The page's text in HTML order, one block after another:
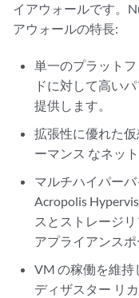
イアウォールです。
アウォールの特長:
単一のプラット
ドに対して高い
提供します。
拡張性に優れた
ーマンス なネッ
マルチハイパーバ
Acropolis
スとストレージ
アプライアンス
VM の稼働を維持
ディザスター リ